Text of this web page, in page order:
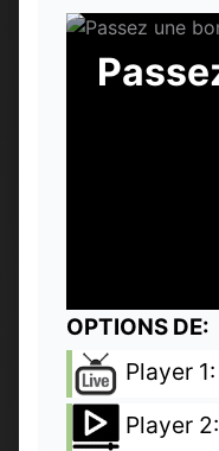
OPTIONS DE:
Player 1:
Player 2: